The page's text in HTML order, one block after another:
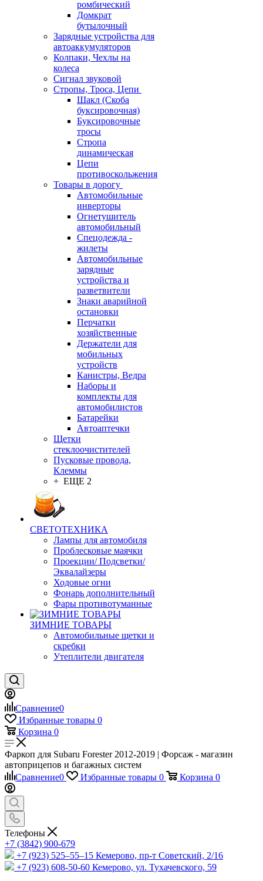
ромбический
Домкрат
бутылочный
Зарядные устройства для
автоаккумуляторов
Колпаки, Чехлы на
колеса
Сигнал звуковой
Стропы, Троса, Цепи
Шакл (Скоба
буксировочная)
Буксировочные
тросы
Стропа
динамическая
Цепи
противоскольжения
Товары в дорогу
Автомобильные
инверторы
Огнетушитель
автомобильный
Спецодежда -
жилеты
Автомобильные
зарядные
устройства и
разветвители
Знаки аварийной
остановки
Перчатки
хозяйственные
Держатели для
мобильных
устройств
Канистры, Ведра
Наборы и
комплекты для
автомобилистов
Батарейки
Автоаптечки
Щетки
стеклоочистителей
Пусковые провода,
Клеммы
+ ЕЩЕ 2
СВЕТОТЕХНИКА
Лампы для автомобиля
Проблесковые маячки
Проекции/ Подсветки/
Эквалайзеры
Ходовые огни
Фонарь дополнительный
Фары противотуманные
ЗИМНИЕ ТОВАРЫ
Автомобильные щетки и
скребки
Утеплители двигателя
Сравнение0
Избранные товары 0
Корзина 0
Фаркоп для Subaru Forester 2012-2019 | Форсаж - магазин
автоприцепов и багажных систем
Сравнение0 Избранные товары 0 Корзина 0
Телефоны
+7 (3842) 900-679
+7 (923) 525–55–15 Кемерово, пр-т Советский, 2/16
+7 (923) 608-50-60 Кемерово, ул. Тухачевского, 59